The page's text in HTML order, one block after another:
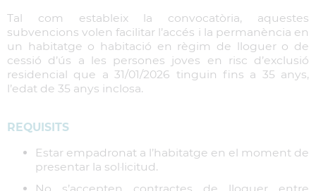
Tal com estableix la convocatòria, aquestes
subvencions volen facilitar l’accés i la permanència en
un habitatge o habitació en règim de lloguer o de
cessió d’ús a les persones joves en risc d’exclusió
residencial que a 31/01/2026 tinguin fins a 35 anys,
l’edat de 35 anys inclosa.
REQUISITS
Estar empadronat a l’habitatge en el moment de
presentar la sol·licitud.